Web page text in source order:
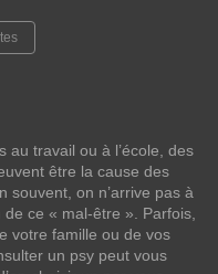
au travail ou à l’école, des
être la cause des
souvent, on n’arrive pas à
ce « mal-être ». Parfois,
votre famille ou de vos
un psy peut vous